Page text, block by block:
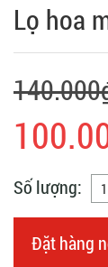
Lọ hoa
Số lượng:
Đặt hàng